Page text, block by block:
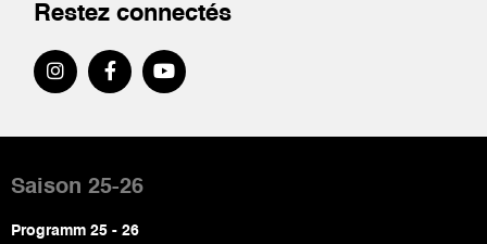
Restez connectés
de
page
Saison 25-26
Programm 25 - 26